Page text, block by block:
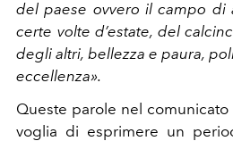
del paese ovvero il campo di
certe volte d’estate, del
degli altri, bellezza e paura,
eccellenza».
Queste parole nel
voglia di esprimere un